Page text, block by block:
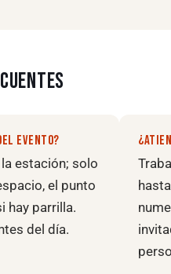
EVENTO?
estación; solo
el punto
hay parrilla.
del día.